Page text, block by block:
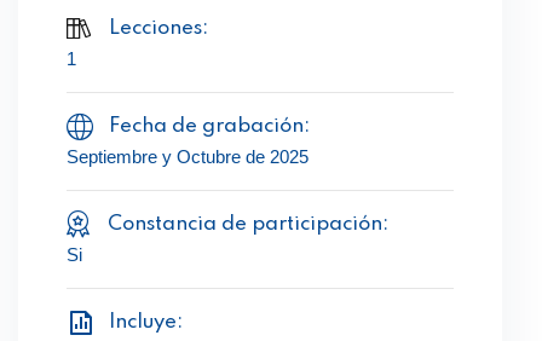
Lecciones:
1
Fecha de grabación:
Septiembre y Octubre de 2025
Constancia de participación:
Si
Incluye: